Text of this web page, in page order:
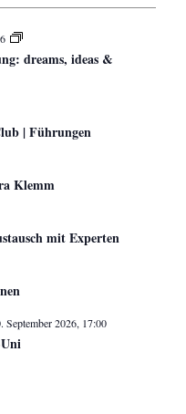
dreams, ideas &
| Führungen
Klemm
mit Experten
September 2026, 17:00